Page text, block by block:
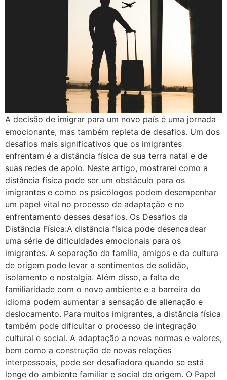
A decisão de imigrar para um novo país é uma jornada
emocionante, mas também repleta de desafios. Um dos
desafios mais significativos que os imigrantes
enfrentam é a distância física de sua terra natal e de
suas redes de apoio. Neste artigo, mostrarei como a
distância física pode ser um obstáculo para os
imigrantes e como os psicólogos podem desempenhar
um papel vital no processo de adaptação e no
enfrentamento desses desafios. Os Desafios da
Distância Física:A distância física pode desencadear
uma série de dificuldades emocionais para os
imigrantes. A separação da família, amigos e da cultura
de origem pode levar a sentimentos de solidão,
isolamento e nostalgia. Além disso, a falta de
familiaridade com o novo ambiente e a barreira do
idioma podem aumentar a sensação de alienação e
deslocamento. Para muitos imigrantes, a distância física
também pode dificultar o processo de integração
cultural e social. A adaptação a novas normas e valores,
bem como a construção de novas relações
interpessoais, pode ser desafiadora quando se está
longe do ambiente familiar e social de origem. O Papel